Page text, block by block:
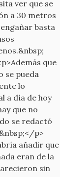
ver que se
a 30 metros
basta
que
se pueda
lo
a día de hoy
que no
se redactó
p>
añadir que
eran de la
sin